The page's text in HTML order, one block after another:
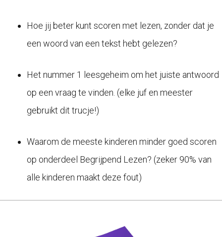
Hoe jij beter kunt scoren met lezen, zonder dat je
een woord van een tekst hebt gelezen?
Het nummer 1 leesgeheim om het juiste antwoord
op een vraag te vinden. (elke juf en meester
gebruikt dit trucje!)
Waarom de meeste kinderen minder goed scoren
op onderdeel Begrijpend Lezen? (zeker 90% van
alle kinderen maakt deze fout)